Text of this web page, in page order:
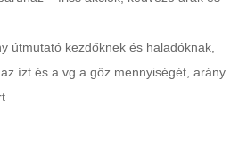
útmutató kezdőknek és haladóknak,
ízt és a vg a gőz mennyiségét, arány